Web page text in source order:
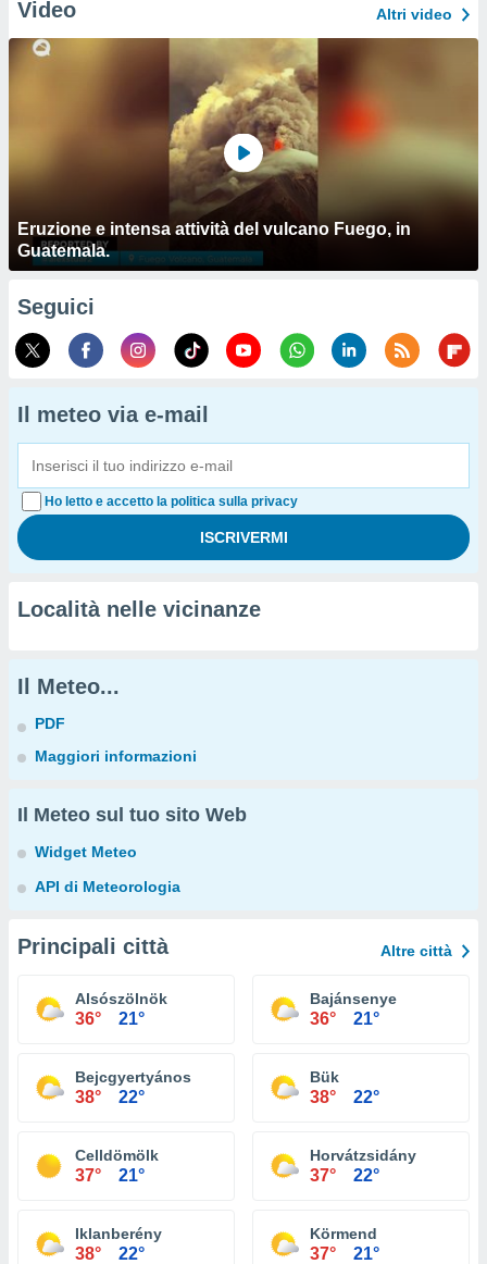
Video Altri video
Eruzione e intensa attività del vulcano Fuego, in
Guatemala.
Seguici
Il meteo via e-mail
Ho letto e accetto la politica sulla privacy
Località nelle vicinanze
Il Meteo...
PDF
Maggiori informazioni
Il Meteo sul tuo sito Web
Widget Meteo
API di Meteorologia
Principali città Altre città
Alsószölnök
36° 21°
Bajánsenye
36° 21°
Bejcgyertyános
38° 22°
Bük
38° 22°
Celldömölk
37° 21°
Horvátzsidány
37° 22°
Iklanberény
38° 22°
Körmend
37° 21°